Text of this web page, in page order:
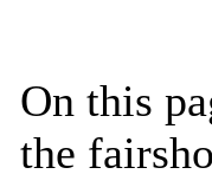
On this
the